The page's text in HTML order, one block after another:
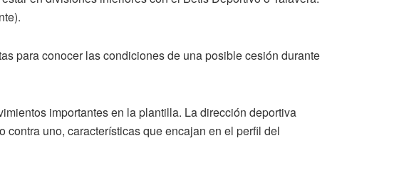
para conocer las condiciones de una posible cesión durante
importantes en la plantilla. La dirección deportiva
uno, características que encajan en el perfil del